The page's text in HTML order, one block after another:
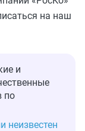
на наш
и
по
неизвестен